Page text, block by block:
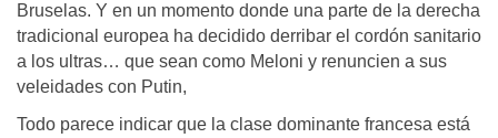
Bruselas. Y en un momento donde una parte de la derecha
tradicional europea ha decidido derribar el cordón sanitario
a los ultras… que sean como Meloni y renuncien a sus
veleidades con Putin,
Todo parece indicar que la clase dominante francesa está